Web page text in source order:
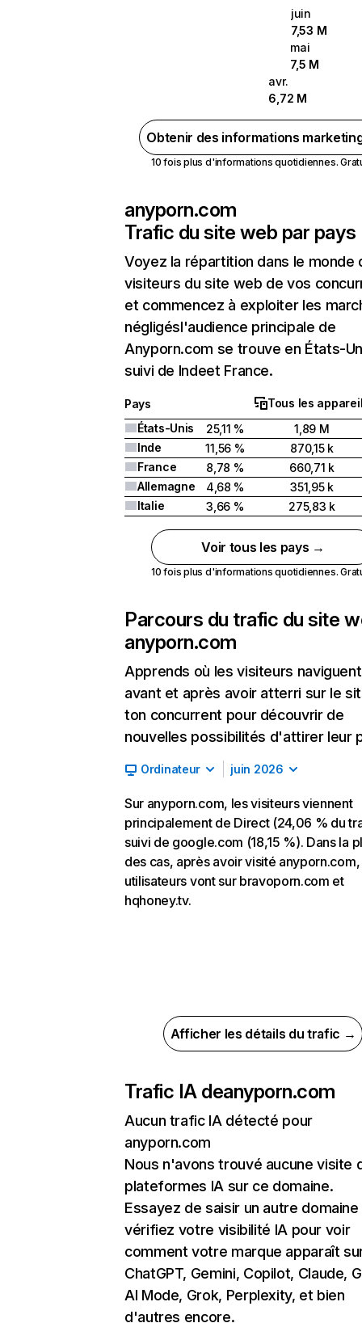
juin
7,53 M
mai
7,5 M
avr.
6,72 M
Obtenir des informations
10 fois plus d'informations quotidiennes.
anyporn.com
Trafic du site web par pays
Voyez la répartition dans le monde
visiteurs du site web de vos
et commencez à exploiter les
négligésl'audience principale de
Anyporn.com se trouve en États-
suivi de Indeet France.
Pays
Tous les
États-Unis
25,11 %
1,89 M
Inde
11,56 %
870,15 k
France
8,78 %
660,71 k
Allemagne
4,68 %
351,95 k
Italie
3,66 % 275,83 k
Voir tous les pays →
10 fois plus d'informations quotidiennes.
Parcours du trafic du site
anyporn.com
Apprends où les visiteurs naviguent
avant et après avoir atterri sur le
ton concurrent pour découvrir de
nouvelles possibilités d'attirer leur
Ordinateur juin 2026
Sur anyporn.com, les visiteurs viennent
principalement de Direct (24,06 % du
suivi de google.com (18,15 %). Dans la
des cas, après avoir visité
utilisateurs vont sur bravoporn.com et
hqhoney.tv.
Afficher les détails du trafic →
Trafic IA deanyporn.com
Aucun trafic IA détecté pour
anyporn.com
Nous n'avons trouvé aucune visite
plateformes IA sur ce domaine.
Essayez de saisir un autre domaine
vérifiez votre visibilité IA pour voir
comment votre marque apparaît
ChatGPT, Gemini, Copilot, Claude,
AI Mode, Grok, Perplexity, et bien
d'autres encore.